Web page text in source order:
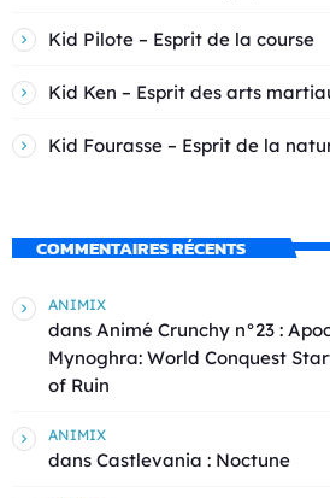
Kid Pilote – Esprit de la course
Kid Ken – Esprit des arts
Kid Fourasse – Esprit de la
COMMENTAIRES RÉCENTS
ANIMIX
dans Animé Crunchy n°23 :
Mynoghra: World Conquest
of Ruin
ANIMIX
dans Castlevania : Noctune